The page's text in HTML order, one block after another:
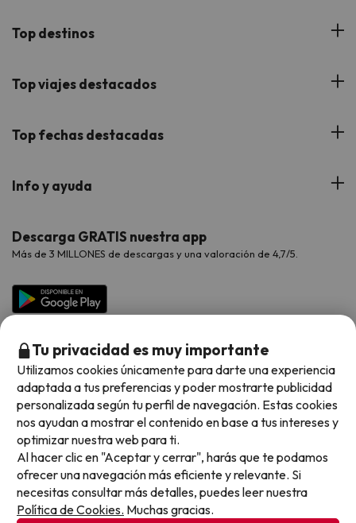
¿Quiénes somos?
Buscounchollo en los medios
Proveedores
Viajes para grupos
Top destinos
Hoteles Andalucía
Hoteles Cataluña
Hoteles Galicia
Hoteles Salou
Top viajes destacados
Viajes con Niños
Viajes de Novios
Chollos con Todo Incluido
Chollos en la playa
Hoteles con toboganes
Selección de la Newsletter
Los favoritos de nuestros clientes
Top fechas destacadas
Verano
Vacaciones en Agosto
Vacaciones en Octubre
Vacaciones en Noviembre
Info y ayuda
Contáctanos
Preguntas frecuentes
Descarga GRATIS nuestra app
Más de 3 MILLONES de descargas y una valoración de 4,7/5.
Métodos de pago disponibles
Condiciones generales
Tu privacidad es muy importante
Utilizamos cookies únicamente para darte una experiencia
adaptada a tus preferencias y poder mostrarte publicidad
personalizada según tu perfil de navegación. Estas cookies
nos ayudan a mostrar el contenido en base a tus intereses y
optimizar nuestra web para ti.
Al hacer clic en "Aceptar y cerrar", harás que te podamos
ofrecer una navegación más eficiente y relevante. Si
necesitas consultar más detalles, puedes leer nuestra
Política de Cookies. Muchas gracias.